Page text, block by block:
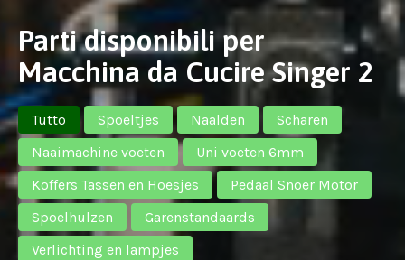
Parti disponibili per
Macchina da Cucire Singer 2
Tutto Spoeltjes Naalden
Scharen
Naaimachine voeten
Uni voeten 6mm
Koffers Tassen en Hoesjes
Pedaal Snoer Motor
Spoelhulzen
Garenstandaards
Verlichting en lampjes